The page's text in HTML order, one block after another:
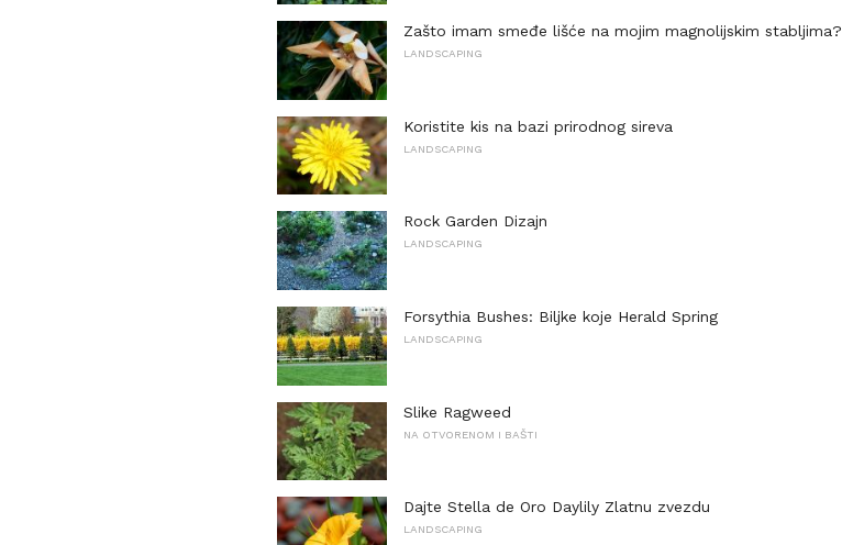
Zašto imam smeđe lišće na mojim magnolijskim stabljima?
LANDSCAPING
Koristite kis na bazi prirodnog sireva
LANDSCAPING
Rock Garden Dizajn
LANDSCAPING
Forsythia Bushes: Biljke koje Herald Spring
LANDSCAPING
Slike Ragweed
NA OTVORENOM I BAŠTI
Dajte Stella de Oro Daylily Zlatnu zvezdu
LANDSCAPING